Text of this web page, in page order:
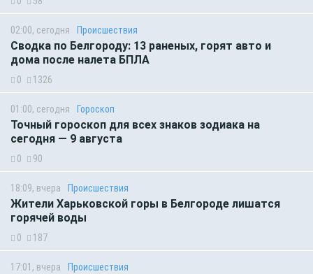
02:00, сегодня Происшествия
Сводка по Белгороду: 13 раненых, горят авто и
дома после налета БПЛА
0 1326
01:00, сегодня Гороскоп
Точный гороскоп для всех знаков зодиака на
сегодня — 9 августа
0 90
18:09, вчера Происшествия
Жители Харьковской горы в Белгороде лишатся
горячей воды
0 187
17:01, вчера Происшествия